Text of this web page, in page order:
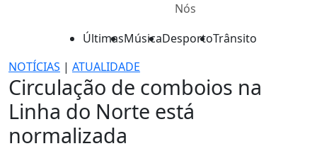
Nós
ÚltimasMúsicaDesportoTrânsito
NOTÍCIAS | ATUALIDADE
Circulação de comboios na
Linha do Norte está
normalizada